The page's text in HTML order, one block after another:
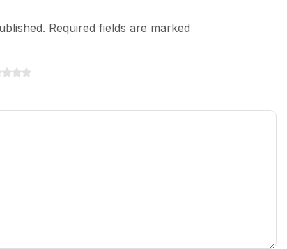
Required fields are marked